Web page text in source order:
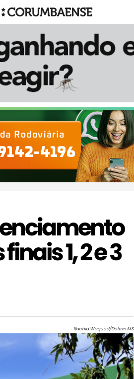
1, 2 e 3
Rachid Waqued/Detran MS